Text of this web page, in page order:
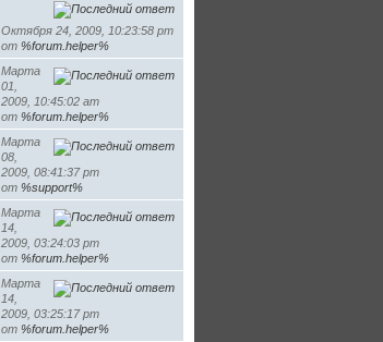
Октября 24, 2009, 10:23:58 pm
от %forum.helper%
Марта
01,
2009, 10:45:02 am
от %forum.helper%
Марта
08,
2009, 08:41:37 pm
от %support%
Марта
14,
2009, 03:24:03 pm
от %forum.helper%
Марта
14,
2009, 03:25:17 pm
от %forum.helper%